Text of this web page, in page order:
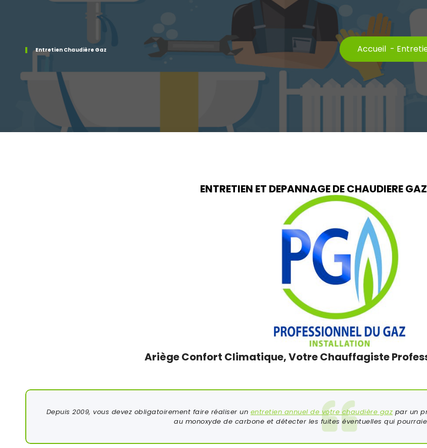
Entretien Chaudière Gaz Accueil -
ENTRETIEN ET DEPANNAGE DE CHAUDIERE
Ariège Confort Climatique, Votre Chauffagiste
Depuis 2009, vous devez obligatoirement faire réaliser un entretien annuel de votre chaudière gaz par un
au monoxyde de carbone et détecter les fuites éventuelles qui